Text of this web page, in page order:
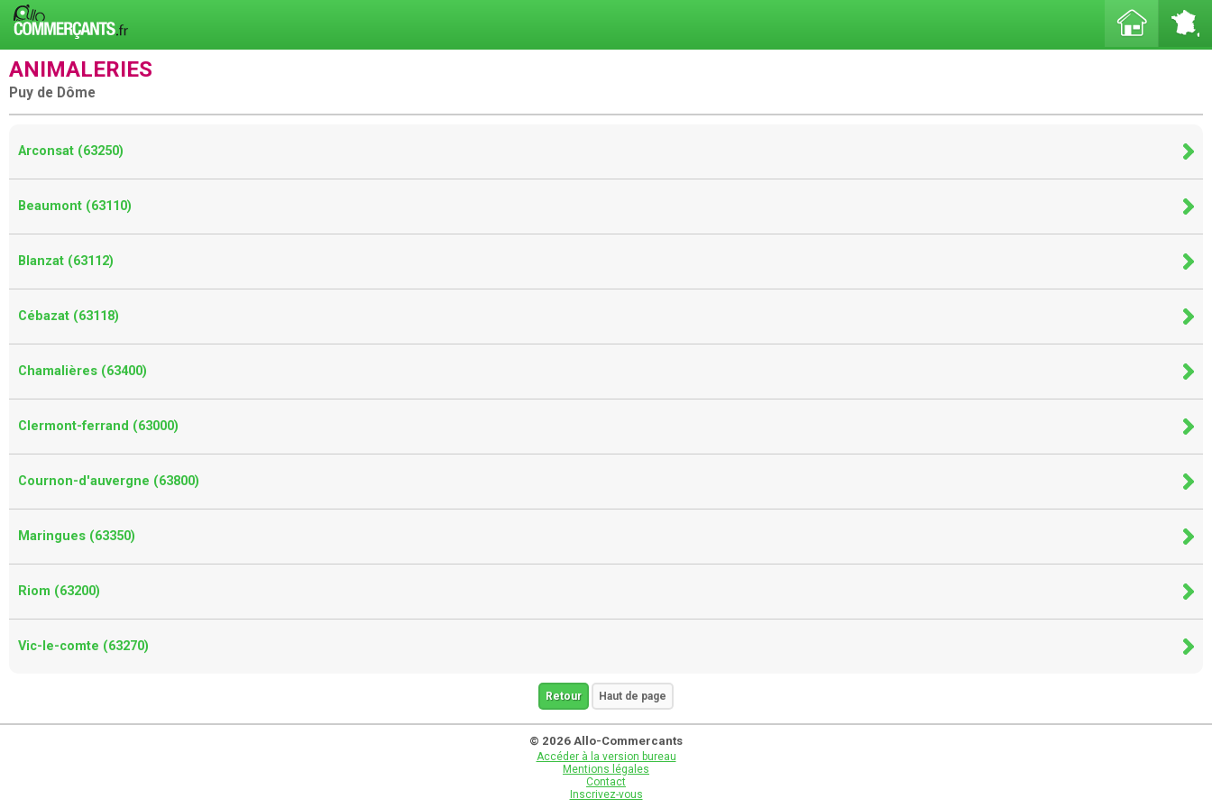
ANIMALERIES
Puy de Dôme
Arconsat (63250)
Beaumont (63110)
Blanzat (63112)
Cébazat (63118)
Chamalières (63400)
Clermont-ferrand (63000)
Cournon-d'auvergne (63800)
Maringues (63350)
Riom (63200)
Vic-le-comte (63270)
Retour Haut de page
© 2026 Allo-Commercants
Accéder à la version bureau
Mentions légales
Contact
Inscrivez-vous